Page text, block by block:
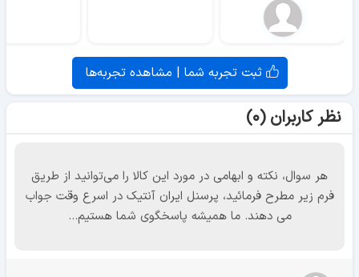
ثبت تجربه شما | مشاهده تجربه‌ها
نظر کاربران (۰)
هر سوال، نکته و ابهامی در مورد این کالا را می‌توانید از طریق
فرم زیر مطرح فرمائید، پرسنل ایران آنتیک در اسرع وقت جواب
می دهند. ما همیشه پاسخگوی شما هستیم...